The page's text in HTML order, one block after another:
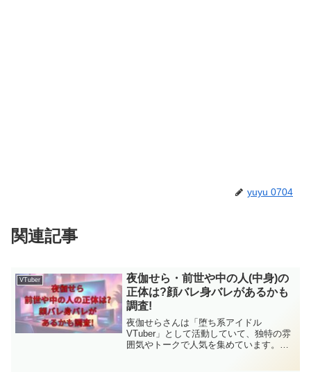
yuyu 0704
関連記事
VTuber
夜伽せら・前世や中の人(中身)の
正体は?顔バレ身バレがあるかも
調査!
夜伽せらさんは「堕ち系アイドル
VTuber」として活動していて、独特の雰
囲気やトークで人気を集めています。フ